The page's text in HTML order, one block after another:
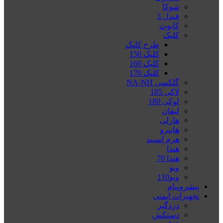
شوکا
فیدل 3
کایوت
کلیک
طرح کلیک
کلیک 150
کلیک 160
کلیک 170
گلکسی NA-NH
لاکی 185
لوکی 180
لیفان
هارلی
هایپرو
هرم اسپید
هندا
هندا 70
ویو
ویو110
پیشروپیام
تجهیزات ایمنی
دزدگیر
دستکش